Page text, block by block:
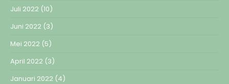
Juli 2022 (10)
Juni 2022 (3)
Mei 2022 (5)
April 2022 (3)
Januari 2022 (4)